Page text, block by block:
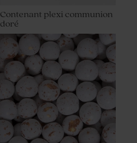
Contenant plexi communion
doré